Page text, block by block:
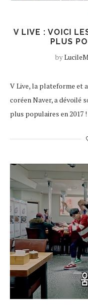
V LIVE : VOICI
PLUS
by
V Live, la plateforme et
coréen Naver, a dévoilé
plus populaires en 2017